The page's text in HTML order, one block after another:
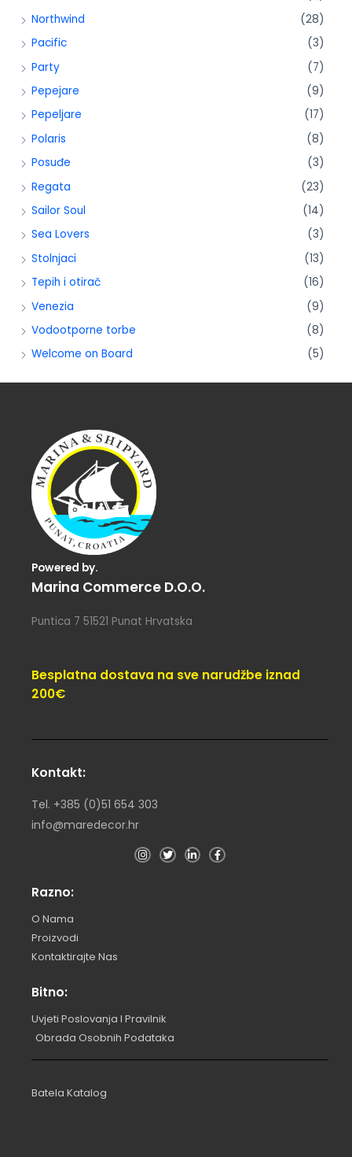
Northwind
(28)
Pacific
(3)
Party
(7)
Pepejare
(9)
Pepeljare
(17)
Polaris
(8)
Posuđe
(3)
Regata
(23)
Sailor Soul
(14)
Sea Lovers
(3)
Stolnjaci
(13)
Tepih i otirač
(16)
Venezia
(9)
Vodootporne torbe
(8)
Welcome on Board
(5)
Powered by.
Marina Commerce D.o.o.
Puntica 7 51521 Punat Hrvatska
Besplatna dostava na sve narudžbe iznad
200€
Kontakt:
Tel. +385 (0)51 654 303
info@maredecor.hr
Razno:
O Nama
Proizvodi
Kontaktirajte Nas
Bitno:
Uvjeti Poslovanja I Pravilnik
Obrada Osobnih Podataka
Batela Katalog